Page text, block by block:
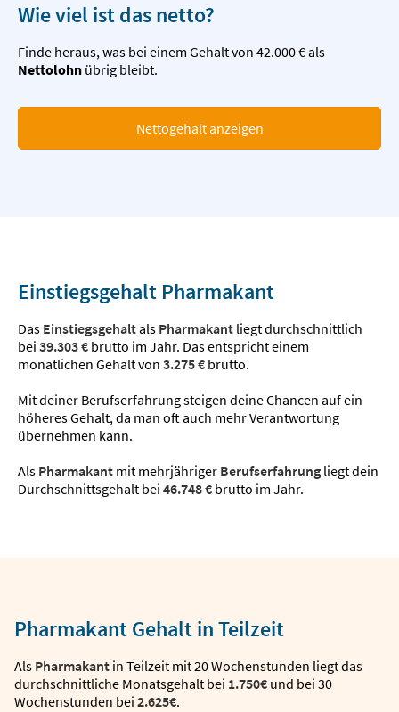
Wie viel ist das netto?
Finde heraus, was bei einem Gehalt von 42.000 € als
Nettolohn übrig bleibt.
Nettogehalt anzeigen
Einstiegsgehalt Pharmakant
Das Einstiegsgehaltals Pharmakant liegt durchschnittlich
bei 39.303 € brutto im Jahr. Das entspricht einem
monatlichen Gehalt von 3.275 € brutto.
Mit deiner Berufserfahrung steigen deine Chancen auf ein
höheres Gehalt, da man oft auch mehr Verantwortung
übernehmen kann.
Als Pharmakant mit mehrjähriger Berufserfahrung liegt dein
Durchschnittsgehalt bei 46.748 € brutto im Jahr.
Pharmakant Gehalt in Teilzeit
Als Pharmakant in Teilzeit mit 20 Wochenstunden liegt das
durchschnittliche Monatsgehalt bei 1.750€ und bei 30
Wochenstunden bei 2.625€.